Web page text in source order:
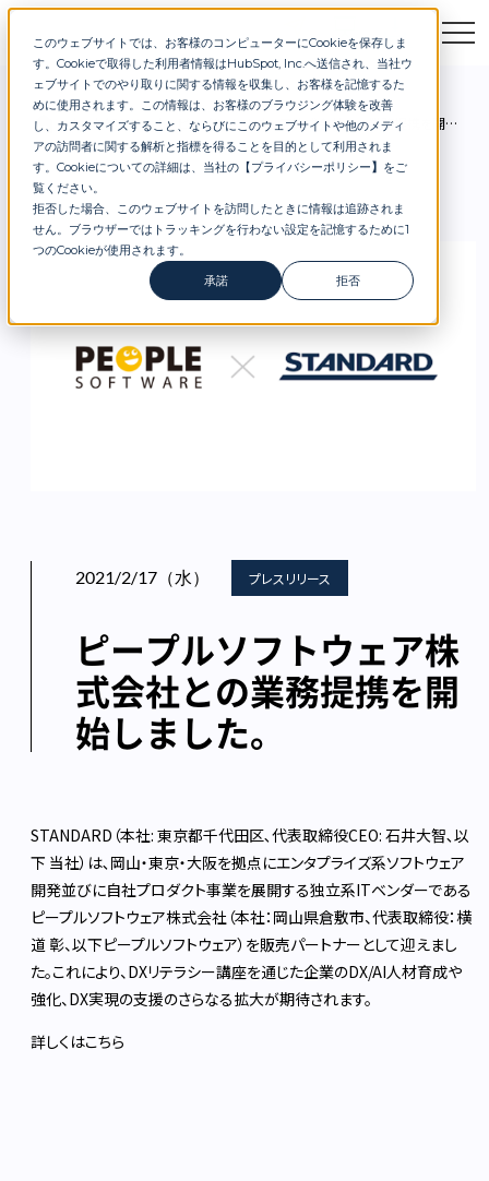
このウェブサイトでは、お客様のコンピューターにCookieを保存しま
す。Cookieで取得した利用者情報はHubSpot, Inc.へ送信され、当社ウ
ェブサイトでのやり取りに関する情報を収集し、お客様を記憶するた
めに使用されます。この情報は、お客様のブラウジング体験を改善
し、カスタマイズすること、ならびにこのウェブサイトや他のメディ
アの訪問者に関する解析と指標を得ることを目的として利用されま
す。Cookieについての詳細は、当社の【プライバシーポリシー】 をご
覧ください。
拒否した場合、このウェブサイトを訪問したときに情報は追跡されま
せん。ブラウザーではトラッキングを行わない設定を記憶するために1
つのCookieが使用されます。
承諾
拒否
お問合せ セミナー 資料DL
お知らせ ピープルソフトウェア株式会社との業務提携を開始しました。
2021/2/17（水） プレスリリース
ピープルソフトウェア株
式会社との業務提携を開
始しました。
STANDARD（本社: 東京都千代田区､代表取締役CEO: 石井大智､以
下 当社）は､岡山・東京・大阪を拠点にエンタプライズ系ソフトウェア
開発並びに自社プロダクト事業を展開する独立系ITベンダーである
ピープルソフトウェア株式会社（本社：岡山県倉敷市、代表取締役：横
道 彰、以下ピープルソフトウェア）を販売パートナーとして迎えまし
た。これにより、DXリテラシー講座を通じた企業のDX/AI人材育成や
強化、DX実現の支援のさらなる拡大が期待されます。
詳しくはこちら